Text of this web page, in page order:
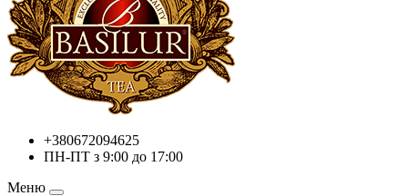
+380672094625
ПН-ПТ з 9:00 до 17:00
Меню